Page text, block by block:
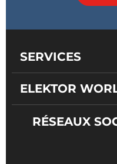
SERVICES
ELEKTOR
RÉSEAUX